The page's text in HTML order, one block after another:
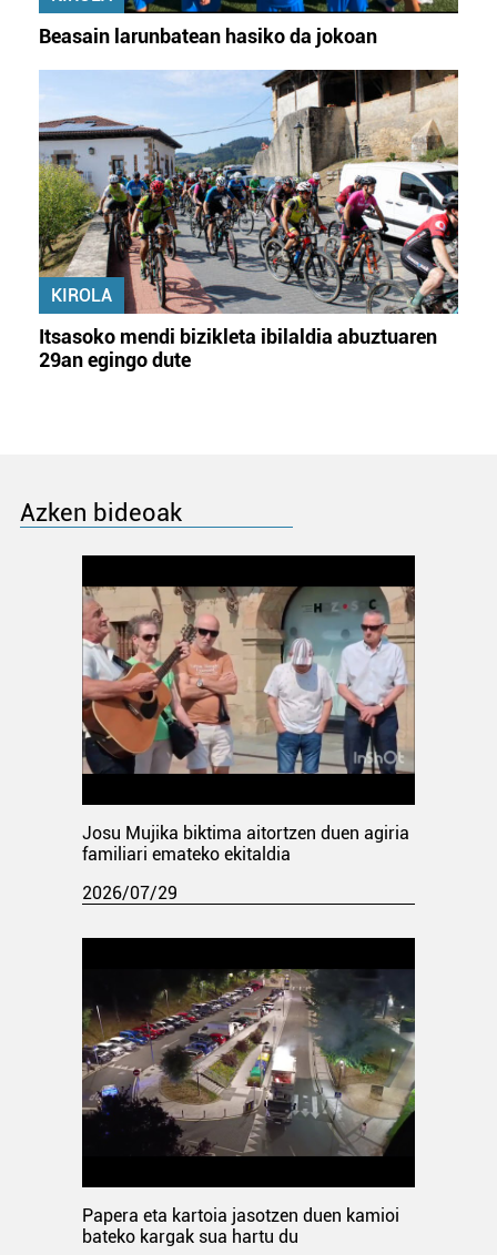
Beasain larunbatean hasiko da jokoan
KIROLA
Itsasoko mendi bizikleta ibilaldia abuztuaren
29an egingo dute
Azken bideoak
Josu Mujika biktima aitortzen duen agiria
familiari emateko ekitaldia
2026/07/29
Papera eta kartoia jasotzen duen kamioi
bateko kargak sua hartu du